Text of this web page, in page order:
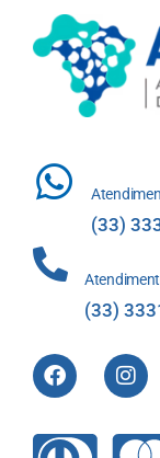
(33)
(33)